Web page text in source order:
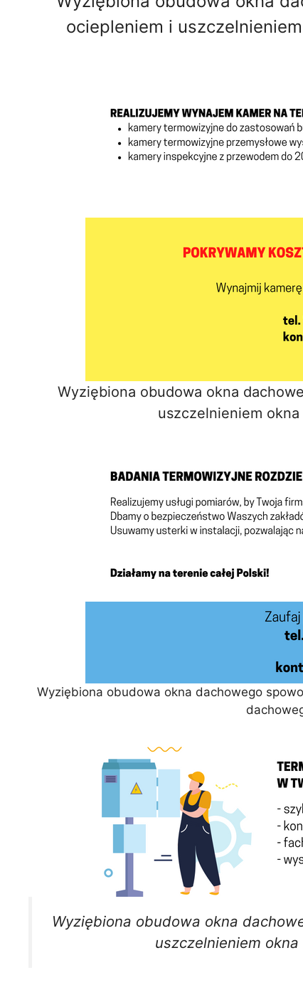
ociepleniem i
Wyziębiona obudowa okna
uszczelnieniem
Wyziębiona obudowa okna dachowego
Wyziębiona obudowa okna
uszczelnieniem